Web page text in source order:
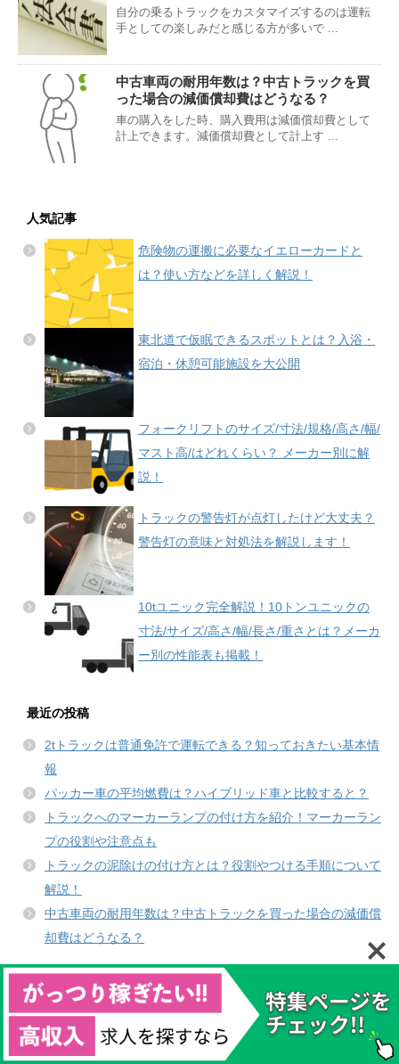
自分の乗るトラックをカスタマイズするのは運転
手としての楽しみだと感じる方が多いで ...
中古車両の耐用年数は？中古トラックを買
った場合の減価償却費はどうなる？
車の購入をした時、購入費用は減価償却費として
計上できます。減価償却費として計上す ...
人気記事
危険物の運搬に必要なイエローカードと
は？使い方などを詳しく解説！
東北道で仮眠できるスポットとは？入浴・
宿泊・休憩可能施設を大公開
フォークリフトのサイズ/寸法/規格/高さ/幅/
マスト高/はどれくらい？ メーカー別に解
説！
トラックの警告灯が点灯したけど大丈夫？
警告灯の意味と対処法を解説します！
10tユニック完全解説！10トンユニックの
寸法/サイズ/高さ/幅/長さ/重さとは？メーカ
ー別の性能表も掲載！
最近の投稿
2tトラックは普通免許で運転できる？知っておきたい基本情
報
パッカー車の平均燃費は？ハイブリッド車と比較すると？
トラックへのマーカーランプの付け方を紹介！マーカーラン
プの役割や注意点も
トラックの泥除けの付け方とは？役割やつける手順について
解説！
中古車両の耐用年数は？中古トラックを買った場合の減価償
却費はどうなる？
カテゴリー
ごみ収集車・パッカー車
タクシー運転手
タンクローリー運転手